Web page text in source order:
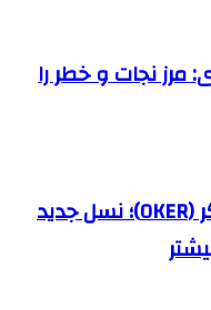
مرز نجات و خطر را
معرفی کرکره فولادی اوکر (OKER)؛ نسل جدید